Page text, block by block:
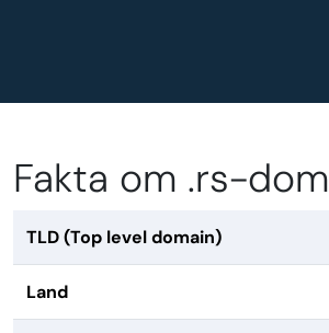
Fakta om .rs-
TLD (Top level domain)
Land